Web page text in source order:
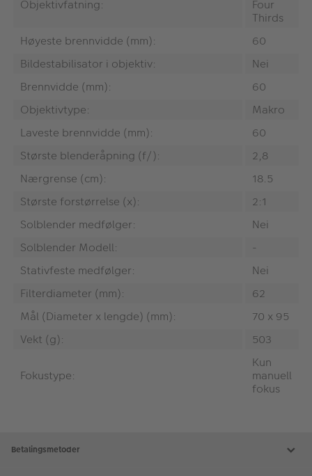
Objektivfatning:
Four
Thirds
Høyeste brennvidde (mm):
60
Bildestabilisator i objektiv:
Nei
Brennvidde (mm):
60
Objektivtype:
Makro
Laveste brennvidde (mm):
60
Største blenderåpning (f/):
2,8
Nærgrense (cm):
18.5
Største forstørrelse (x):
2:1
Solblender medfølger:
Nei
Solblender Modell:
-
Stativfeste medfølger:
Nei
Filterdiameter (mm):
62
Mål (Diameter x lengde) (mm):
70 x 95
Vekt (g):
503
Fokustype:
Kun
manuell
fokus
Betalingsmetoder